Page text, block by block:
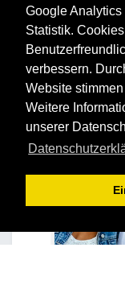
Google Analytics
Statistik.
verbessern.
Website
Weitere
unserer